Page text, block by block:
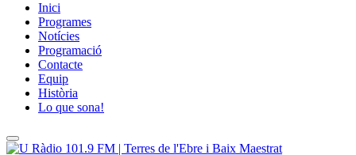
Inici
Programes
Notícies
Programació
Contacte
Equip
Història
Lo que sona!